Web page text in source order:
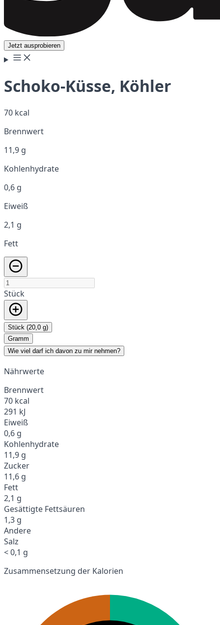
Jetzt ausprobieren
Schoko-Küsse, Köhler
70 kcal
Brennwert
11,9 g
Kohlenhydrate
0,6 g
Eiweiß
2,1 g
Fett
Stück
Stück (20,0 g)
Gramm
Wie viel darf ich davon zu mir nehmen?
Nährwerte
Brennwert
70 kcal
291 kJ
Eiweiß
0,6 g
Kohlenhydrate
11,9 g
Zucker
11,6 g
Fett
2,1 g
Gesättigte Fettsäuren
1,3 g
Andere
Salz
< 0,1 g
Zusammensetzung der Kalorien